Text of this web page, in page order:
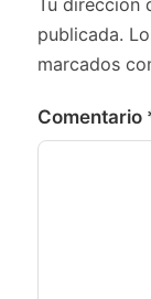
Tu dirección
publicada.
marcados
Comentario